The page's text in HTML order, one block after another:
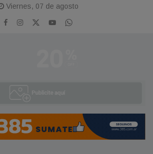
Viernes, 07 de agosto